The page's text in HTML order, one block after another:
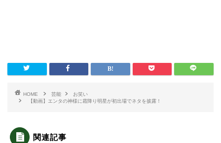
HOME 芸能
お笑い
【動画】エンタの神様に霜降り明星が初出場でネタを披露！
関連記事